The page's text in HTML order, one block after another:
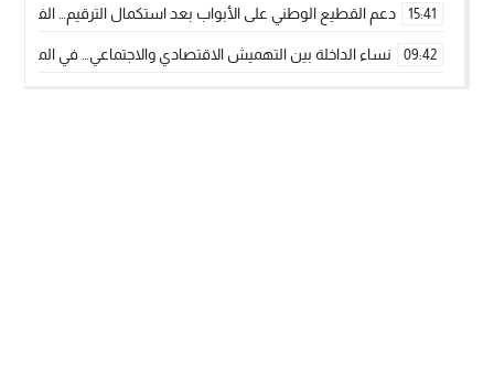
15:41 دعم القطيع الوطني على الأبواب بعد استكمال الترقيم…
09:42 نساء الداخلة بين التهميش الاقتصادي والاجتماعي… في المؤسسات